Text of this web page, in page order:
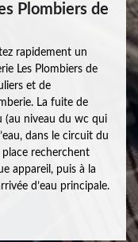
Plombiers de
rapidement un
Les Plombiers de
et de
La fuite de
(au niveau du wc qui
dans le circuit du
recherchent
appareil, puis à la
d’eau principale.